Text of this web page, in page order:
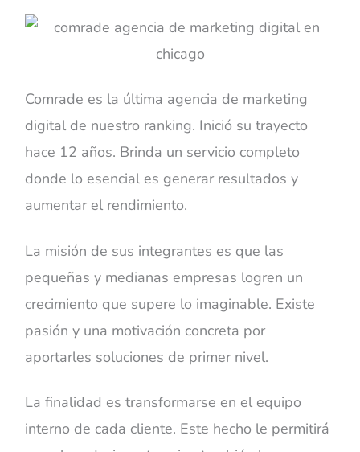
Comrade es la última agencia de marketing
digital de nuestro ranking. Inició su trayecto
hace 12 años. Brinda un servicio completo
donde lo esencial es generar resultados y
aumentar el rendimiento.
La misión de sus integrantes es que las
pequeñas y medianas empresas logren un
crecimiento que supere lo imaginable. Existe
pasión y una motivación concreta por
aportarles soluciones de primer nivel.
La finalidad es transformarse en el equipo
interno de cada cliente. Este hecho le permitirá